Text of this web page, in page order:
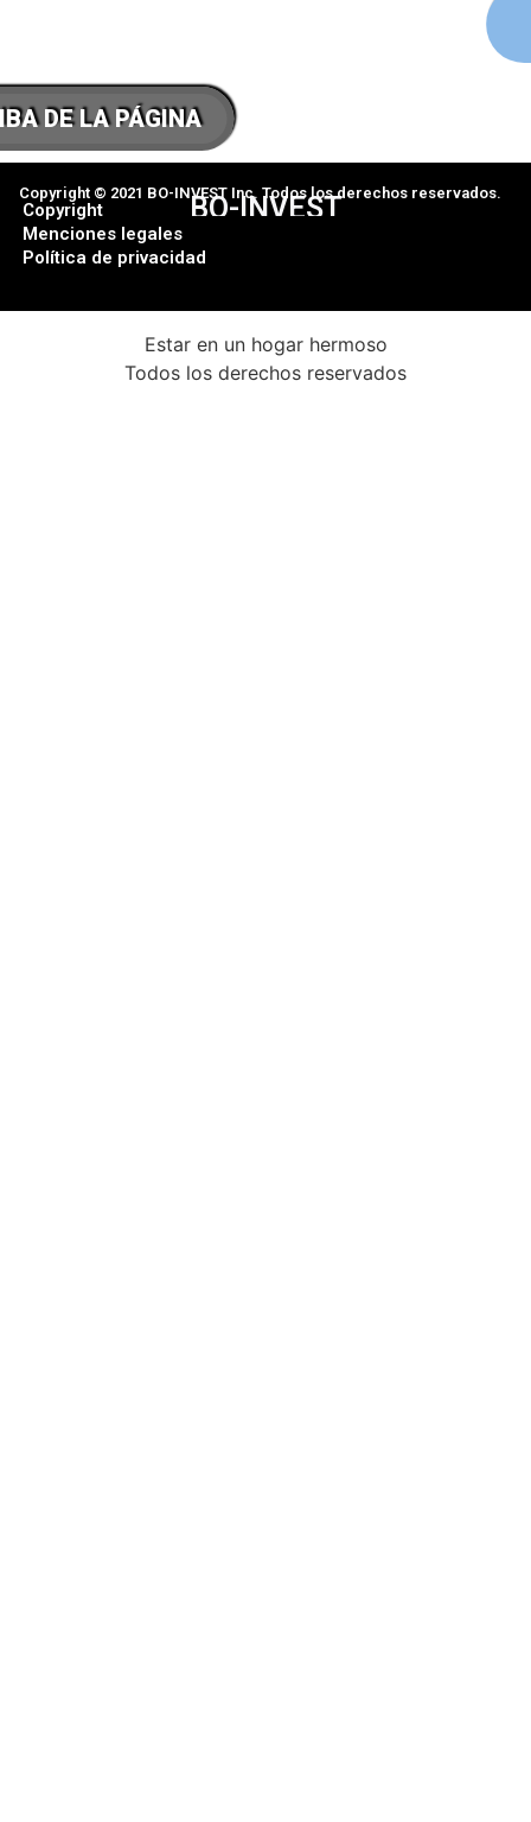
DE LA PÁGINA
BO-INVEST
Copyright © 2021 BO-INVEST Inc. Todos los derechos reservados.
Copyright
Menciones legales
Política de privacidad
Estar en un hogar hermoso
Todos los derechos reservados